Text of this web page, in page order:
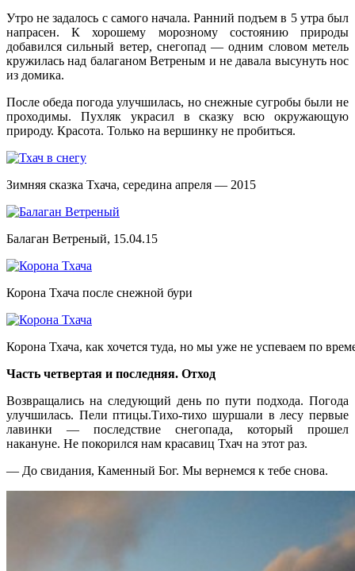
Утро не задалось с самого начала. Ранний подъем в 5 утра был
напрасен. К хорошему морозному состоянию природы
добавился сильный ветер, снегопад — одним словом метель
кружилась над балаганом Ветреным и не давала высунуть нос
из домика.
После обеда погода улучшилась, но снежные сугробы были не
проходимы. Пухляк украсил в сказку всю окружающую
природу. Красота. Только на вершинку не пробиться.
Зимняя сказка Тхача, середина апреля — 2015
Балаган Ветреный, 15.04.15
Корона Тхача после снежной бури
Корона Тхача, как хочется туда, но мы уже не успеваем по
Часть четвертая и последняя. Отход
Возвращались на следующий день по пути подхода. Погода
улучшилась. Пели птицы.Тихо-тихо шуршали в лесу первые
лавинки — последствие снегопада, который прошел
накануне. Не покорился нам красавиц Тхач на этот раз.
— До свидания, Каменный Бог. Мы вернемся к тебе снова.